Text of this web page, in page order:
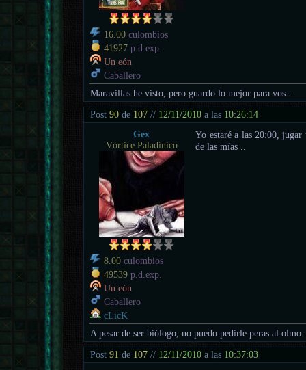
16.00 culombios
41927 p.d.exp.
Un eón
Caballero
Maravillas he visto, pero guardo lo mejor para vos...
Post90 de 107 // 12/11/2010 a las 10:26:14
Gex
Vórtice Paladínico
8.00 culombios
49539 p.d.exp.
Un eón
Caballero
cLicK
Yo estaré a las 20:00,
de las mías ..
A pesar de ser biólogo, no puedo pedirle peras al olmo.
Post91 de 107 // 12/11/2010 a las 10:37:03